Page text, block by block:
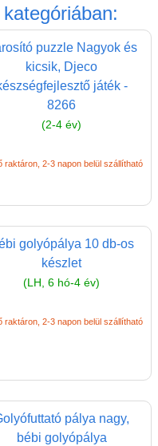
kategóriában:
puzzle Nagyok és
kicsik, Djeco
játék -
8266
(2-4 év)
raktáron, 2-3 napon belül szállítható
golyópálya 10 db-os
készlet
(LH, 6 hó-4 év)
raktáron, 2-3 napon belül szállítható
pálya nagy,
bébi golyópálya
rollerek
gyurma
játékok
játékok
játékok
partijátékok